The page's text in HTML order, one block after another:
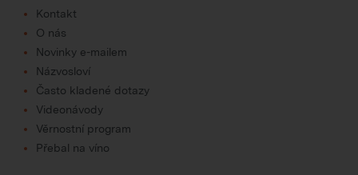
Kontakt
O nás
Novinky e-mailem
Názvosloví
Často kladené dotazy
Videonávody
Věrnostní program
Přebal na víno